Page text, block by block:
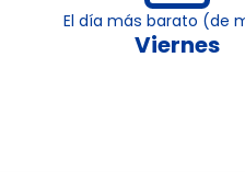
El día más barato (de
Viernes